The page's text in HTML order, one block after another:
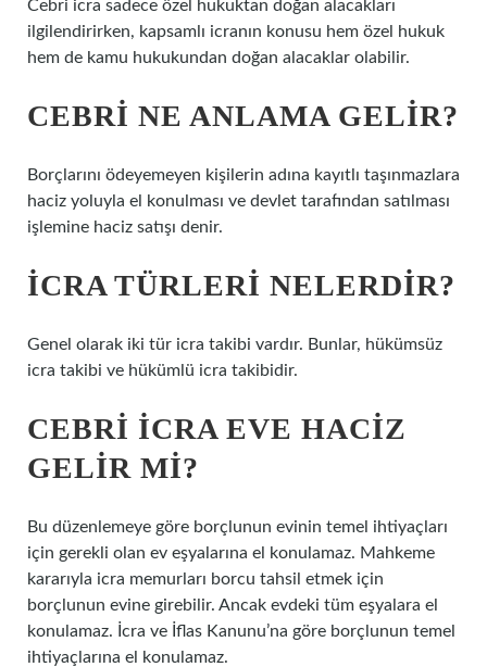
Cebri icra sadece özel hukuktan doğan alacakları
ilgilendirirken, kapsamlı icranın konusu hem özel hukuk
hem de kamu hukukundan doğan alacaklar olabilir.
CEBRI NE ANLAMA GELIR?
Borçlarını ödeyemeyen kişilerin adına kayıtlı taşınmazlara
haciz yoluyla el konulması ve devlet tarafından satılması
işlemine haciz satışı denir.
İCRA TÜRLERI NELERDIR?
Genel olarak iki tür icra takibi vardır. Bunlar, hükümsüz
icra takibi ve hükümlü icra takibidir.
CEBRI ICRA EVE HACIZ
GELIR MI?
Bu düzenlemeye göre borçlunun evinin temel ihtiyaçları
için gerekli olan ev eşyalarına el konulamaz. Mahkeme
kararıyla icra memurları borcu tahsil etmek için
borçlunun evine girebilir. Ancak evdeki tüm eşyalara el
konulamaz. İcra ve İflas Kanunu’na göre borçlunun temel
ihtiyaçlarına el konulamaz.